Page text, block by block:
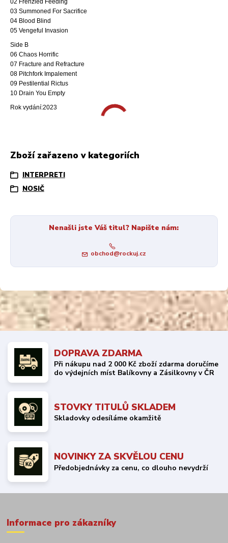
02 Frenzied Feeding
03 Summoned For Sacrifice
04 Blood Blind
05 Vengeful Invasion
Side B
06 Chaos Horrific
07 Fracture and Refracture
08 Pitchfork Impalement
09 Pestilential Rictus
10 Drain You Empty
Rok vydání:2023
Zboží zařazeno v kategoriích
INTERPRETI
NOSIČ
Nenašli jste Váš titul? Napište nám:
obchod@rockuj.cz
DOPRAVA ZDARMA
Při nákupu nad 2 000 Kč zboží zdarma doručíme
do výdejních míst Balíkovny a Zásilkovny v ČR
STOVKY TITULŮ SKLADEM
Skladovky odesíláme okamžitě
NOVINKY ZA SKVĚLOU CENU
Předobjednávky za cenu, co dlouho nevydrží
Informace pro zákazníky